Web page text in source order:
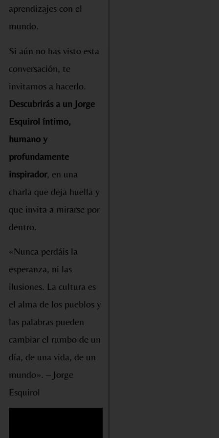
aprendizajes con el
mundo.
Si aún no has visto esta
conversación, te
invitamos a hacerlo.
Descubrirás a un Jorge
Esquirol íntimo,
humano y
profundamente
inspirador, en una
charla que deja huella y
que invita a mirarse por
dentro.
«Nunca perdáis la
esperanza, ni las
ilusiones. La cultura es
el alma de los pueblos y
las palabras pueden
cambiar el rumbo de un
día, de una vida, de un
mundo». – Jorge
Esquirol